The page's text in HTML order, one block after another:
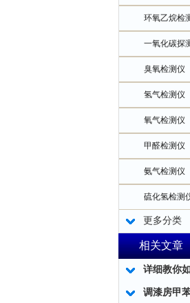
环氧乙烷检
一氧化碳探
臭氧检测仪
氢气检测仪
氧气检测仪
甲醛检测仪
氨气检测仪
硫化氢检测
更多分类
相关文章
调漆房甲